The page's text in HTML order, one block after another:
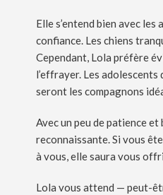
Elle s’entend bien avec
confiance. Les chiens
Cependant, Lola préfère
l’effrayer. Les
seront les compagnons
Avec un peu de patience
reconnaissante. Si vous
à vous, elle saura vous
Lola vous attend — peut-